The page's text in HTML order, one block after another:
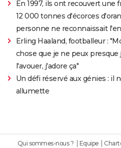
En 1997, ils ont recouvert une
12 000 tonnes d'écorces
personne ne reconnaissait
Erling Haaland, footballeur :
chose que je ne peux
l'avouer, j'adore ça"
Un défi réservé aux génies : il
allumette
Qui sommes-nous ? Equipe